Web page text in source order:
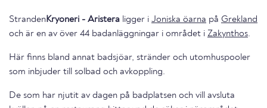
StrandenKryoneri - Aristera ligger i Joniska öarna på Grekland
och är en av över 44 badanläggningar i området i Zakynthos.
Här finns bland annat badsjöar, stränder och utomhuspooler
som inbjuder till solbad och avkoppling.
De som har njutit av dagen på badplatsen och vill avsluta